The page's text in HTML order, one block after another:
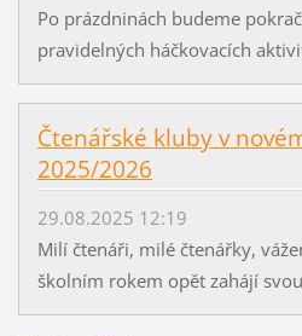
Po prázdninách budeme
pravidelných háčkovacích
Čtenářské kluby v
2025/2026
29.08.2025 12:19
Milí čtenáři, milé čtenářky,
školním rokem opět zahájí